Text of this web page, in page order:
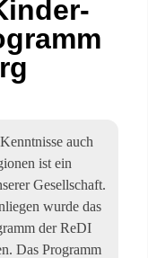
auch
ist ein
Gesellschaft.
wurde das
der ReDI
Das Programm